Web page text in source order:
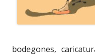
bodegones,